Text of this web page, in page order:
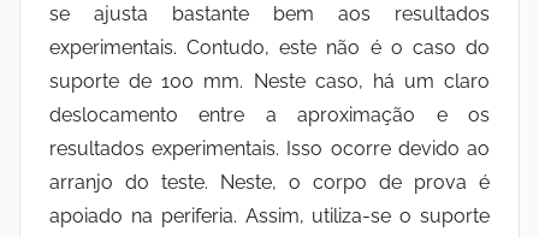
se ajusta bastante bem aos resultados
experimentais. Contudo, este não é o caso do
suporte de 100 mm. Neste caso, há um claro
deslocamento entre a aproximação e os
resultados experimentais. Isso ocorre devido ao
arranjo do teste. Neste, o corpo de prova é
apoiado na periferia. Assim, utiliza-se o suporte